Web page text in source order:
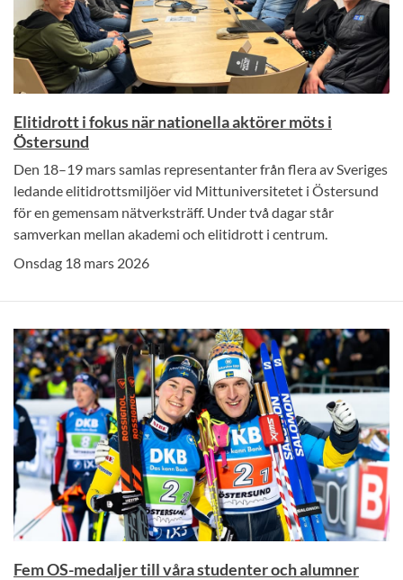
Elitidrott i fokus när nationella aktörer möts i
Östersund
Den 18–19 mars samlas representanter från flera av Sveriges
ledande elitidrottsmiljöer vid Mittuniversitetet i Östersund
för en gemensam nätverksträff. Under två dagar står
samverkan mellan akademi och elitidrott i centrum.
Onsdag 18 mars 2026
Fem OS-medaljer till våra studenter och alumner